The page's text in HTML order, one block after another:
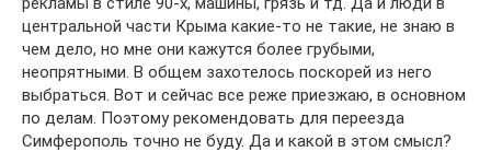
центральной части Крыма какие-то не такие, не знаю в
чем дело, но мне они кажутся более грубыми,
неопрятными. В общем захотелось поскорей из него
выбраться. Вот и сейчас все реже приезжаю, в основном
по делам. Поэтому рекомендовать для переезда
Симферополь точно не буду. Да и какой в этом смысл?